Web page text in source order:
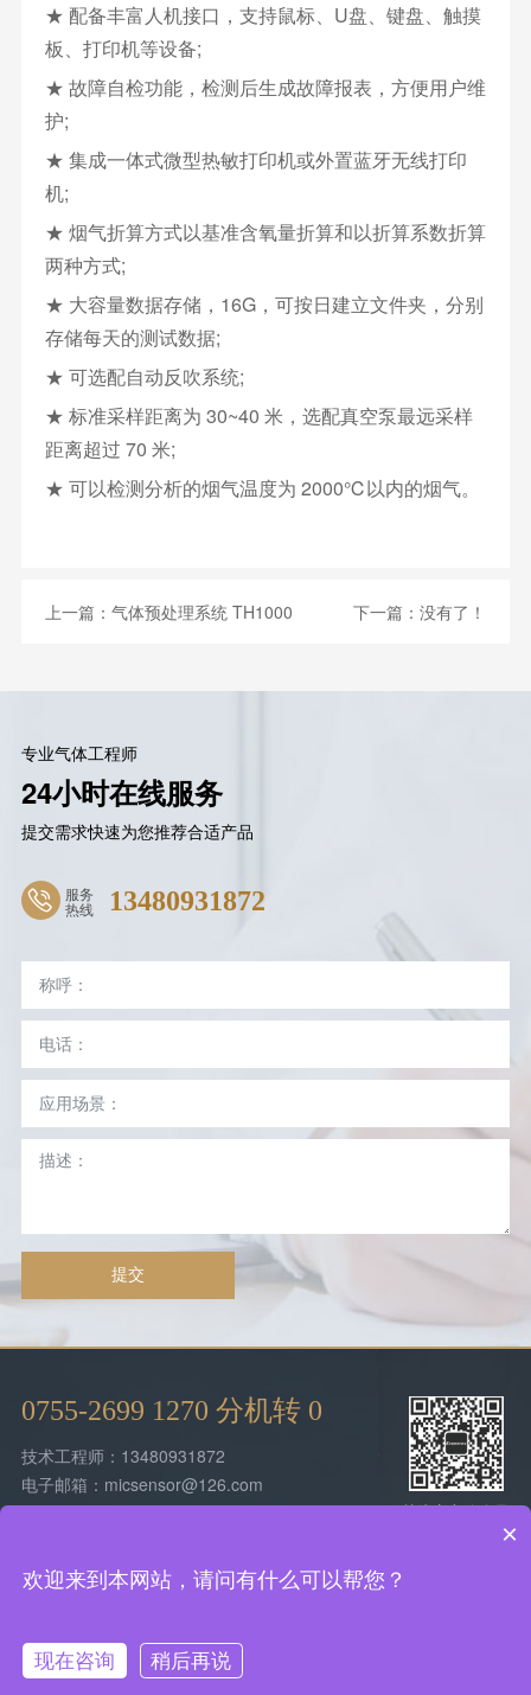
★ 配备丰富人机接口，支持鼠标、U盘、键盘、触摸
板、打印机等设备;
★ 故障自检功能，检测后生成故障报表，方便用户维
护;
★ 集成一体式微型热敏打印机或外置蓝牙无线打印
机;
★ 烟气折算方式以基准含氧量折算和以折算系数折算
两种方式;
★ 大容量数据存储，16G，可按日建立文件夹，分别
存储每天的测试数据;
★ 可选配自动反吹系统;
★ 标准采样距离为 30~40 米，选配真空泵最远采样
距离超过 70 米;
★ 可以检测分析的烟气温度为 2000℃以内的烟气。
上一篇： 气体预处理系统 TH1000 下一篇：没有了！
专业气体工程师
24小时在线服务
提交需求快速为您推荐合适产品
服务
热线 13480931872
提交
0755-2699 1270 分机转 0
技术工程师：13480931872
电子邮箱：micsensor@126.com
总部地址：深圳市宝安西乡街道润东晟工业
关注官方公众号
44030602001827号
免责声明
网站地图
×
欢迎来到本网站，请问有什么可以帮您？
现在咨询 稍后再说